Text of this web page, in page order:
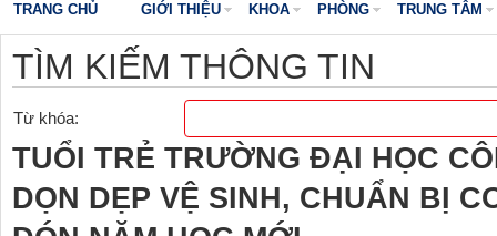
TRANG CHỦ GIỚI THIỆU KHOA PHÒNG TRUNG TÂM
TÌM KIẾM THÔNG TIN
Từ khóa:
TUỔI TRẺ TRƯỜNG ĐẠI HỌC
DỌN DẸP VỆ SINH, CHUẨN BỊ